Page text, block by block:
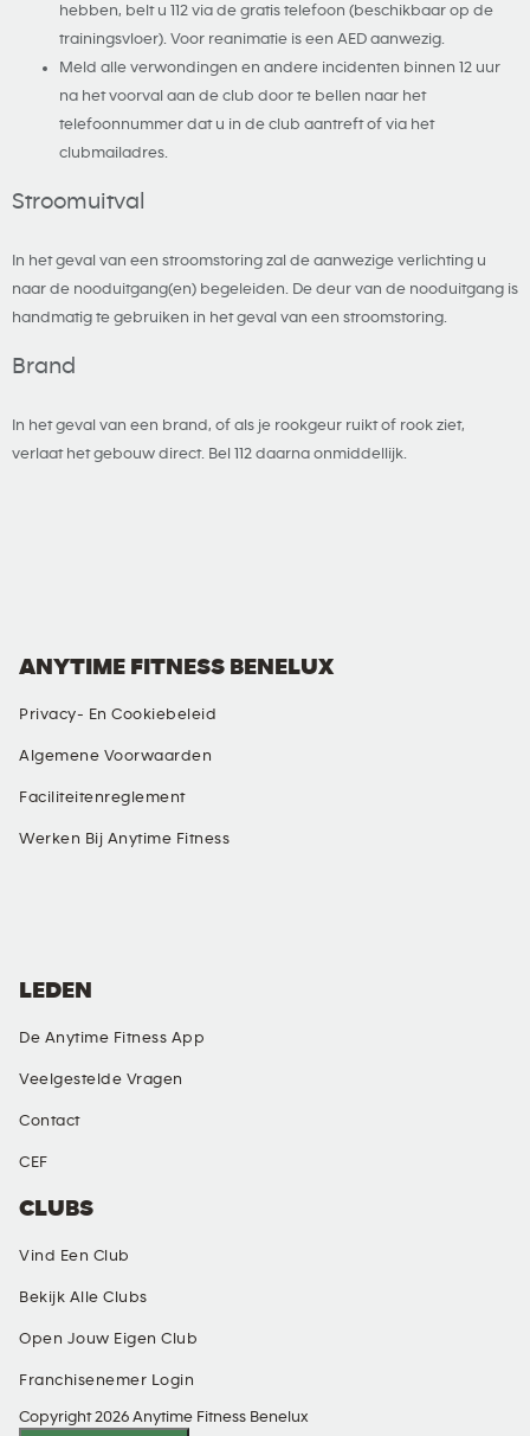
hebben, belt u 112 via de gratis telefoon (beschikbaar op de
trainingsvloer). Voor reanimatie is een AED aanwezig.
Meld alle verwondingen en andere incidenten binnen 12 uur
na het voorval aan de club door te bellen naar het
telefoonnummer dat u in de club aantreft of via het
clubmailadres.
Stroomuitval
In het geval van een stroomstoring zal de aanwezige verlichting u
naar de nooduitgang(en) begeleiden. De deur van de nooduitgang is
handmatig te gebruiken in het geval van een stroomstoring.
Brand
In het geval van een brand, of als je rookgeur ruikt of rook ziet,
verlaat het gebouw direct. Bel 112 daarna onmiddellijk.
ANYTIME FITNESS BENELUX
Privacy- En Cookiebeleid
Algemene Voorwaarden
Faciliteitenreglement
Werken Bij Anytime Fitness
CLUBS
Vind Een Club
Bekijk Alle Clubs
Open Jouw Eigen Club
Franchisenemer Login
LEDEN
De Anytime Fitness App
Veelgestelde Vragen
Contact
CEF
Copyright 2026 Anytime Fitness Benelux